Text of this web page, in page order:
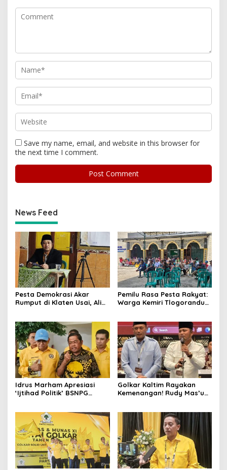
Save my name, email, and website in this browser for
the next time I comment.
News Feed
Pesta Demokrasi Akar
Rumput di Klaten Usai, Alim
Pemilu Rasa Pesta Rakyat:
Warga Kemiri Tlogorandu
Prize Menarik!
Idrus Marham Apresiasi
‘Ijtihad Politik’ BSNPG
Utama di Pemilu!
Golkar Kaltim Rayakan
Kemenangan! Rudy Mas’ud-